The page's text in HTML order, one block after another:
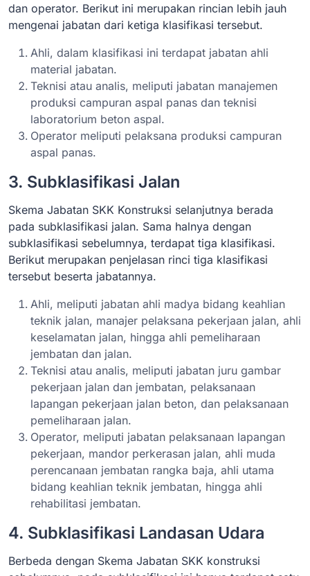
dan operator. Berikut ini merupakan rincian lebih jauh
mengenai jabatan dari ketiga klasifikasi tersebut.
Ahli, dalam klasifikasi ini terdapat jabatan ahli
material jabatan.
Teknisi atau analis, meliputi jabatan manajemen
produksi campuran aspal panas dan teknisi
laboratorium beton aspal.
Operator meliputi pelaksana produksi campuran
aspal panas.
3. Subklasifikasi Jalan
Skema Jabatan SKK Konstruksi selanjutnya berada
pada subklasifikasi jalan. Sama halnya dengan
subklasifikasi sebelumnya, terdapat tiga klasifikasi.
Berikut merupakan penjelasan rinci tiga klasifikasi
tersebut beserta jabatannya.
Ahli, meliputi jabatan ahli madya bidang keahlian
teknik jalan, manajer pelaksana pekerjaan jalan, ahli
keselamatan jalan, hingga ahli pemeliharaan
jembatan dan jalan.
Teknisi atau analis, meliputi jabatan juru gambar
pekerjaan jalan dan jembatan, pelaksanaan
lapangan pekerjaan jalan beton, dan pelaksanaan
pemeliharaan jalan.
Operator, meliputi jabatan pelaksanaan lapangan
pekerjaan, mandor perkerasan jalan, ahli muda
perencanaan jembatan rangka baja, ahli utama
bidang keahlian teknik jembatan, hingga ahli
rehabilitasi jembatan.
4. Subklasifikasi Landasan Udara
Berbeda dengan Skema Jabatan SKK konstruksi